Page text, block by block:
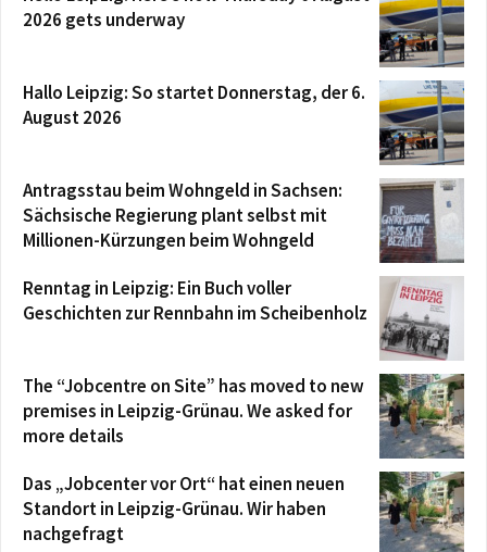
2026 gets underway
Hallo Leipzig: So startet Donnerstag, der 6.
August 2026
Antragsstau beim Wohngeld in Sachsen:
Sächsische Regierung plant selbst mit
Millionen-Kürzungen beim Wohngeld
Renntag in Leipzig: Ein Buch voller
Geschichten zur Rennbahn im Scheibenholz
The “Jobcentre on Site” has moved to new
premises in Leipzig-Grünau. We asked for
more details
Das „Jobcenter vor Ort“ hat einen neuen
Standort in Leipzig-Grünau. Wir haben
nachgefragt